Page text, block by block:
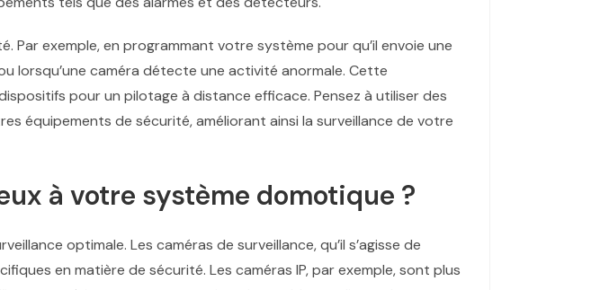
Par exemple, en programmant votre système pour qu’il envoie une
lorsqu’une caméra détecte une activité anormale. Cette
pour un pilotage à distance efficace. Pensez à utiliser des
équipements de sécurité, améliorant ainsi la surveillance de votre
à votre système domotique ?
optimale. Les caméras de surveillance, qu’il s’agisse de
en matière de sécurité. Les caméras IP, par exemple, sont plus